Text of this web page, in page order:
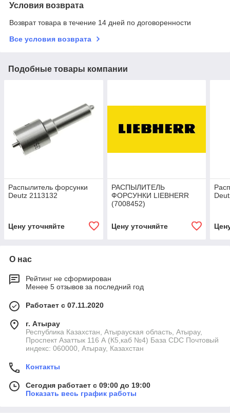
Условия возврата
Возврат товара в течение 14 дней по договоренности
Все условия возврата
Подобные товары компании
Распылитель форсунки
Deutz 2113132
Цену уточняйте
РАСПЫЛИТЕЛЬ
ФОРСУНКИ LIEBHERR
(7008452)
Цену уточняйте
О нас
Рейтинг не сформирован
Менее 5 отзывов за последний год
Работает с 07.11.2020
г. Атырау
Республика Казахстан, Атырауская область, Атырау,
Проспект Азаттык 116 А (К5,каб №4) База CDC Почтовый
индекс: 060000, Атырау, Казахстан
Контакты
Сегодня работает с 09:00 до 19:00
Показать весь график работы